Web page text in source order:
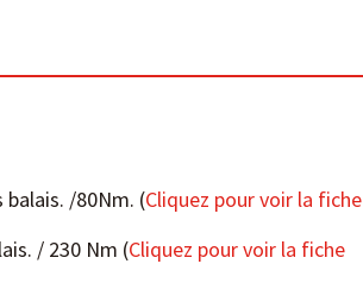
balais. /80Nm. (Cliquez pour voir la fiche
/ 230 Nm (Cliquez pour voir la fiche